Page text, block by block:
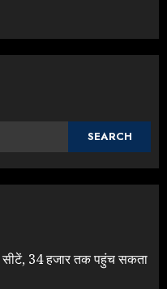
SEARCH
34 हजार तक पहुंच सकता